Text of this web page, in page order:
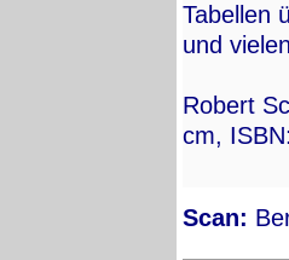
Tabellen
und
Robert
cm,
Scan: